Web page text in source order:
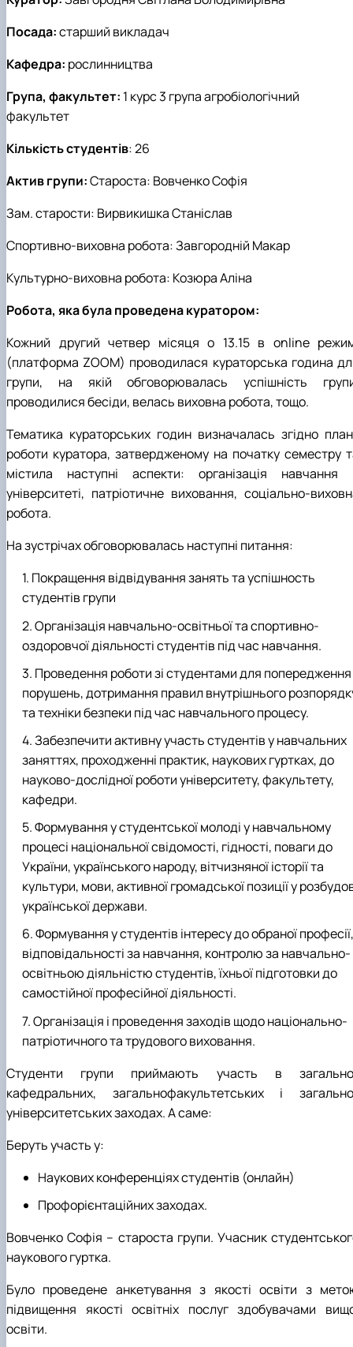
Посада:старший викладач
Кафедра: рослинництва
Група, факультет: 1 курс 3 група агробіологічний
факультет
Кількість студентів: 26
Актив групи:Староста: Вовченко Софія
Зам. старости: Вирвикишка Станіслав
Спортивно-виховна робота: Завгородній Макар
Культурно-виховна робота: Козюра Аліна
Робота, яка була проведена куратором:
Кожний другий четвер місяця о 13.15 в online
(платформа ZOOM) проводилася кураторська година
групи, на якій обговорювалась успішність
проводилися бесіди, велась виховна робота, тощо.
Тематика кураторських годин визначалась згідно
роботи куратора, затвердженому на початку семестру
містила наступні аспекти: організація навчання
університеті, патріотичне виховання, соціально-
робота.
На зустрічах обговорювалась наступні питання:
Покращення відвідування занять та успішность
студентів групи
Організація навчально-освітньої та спортивно-
оздоровчої діяльності студентів під час навчання.
Проведення роботи зі студентами для попередження
порушень, дотримання правил внутрішнього
та техніки безпеки під час навчального процесу.
Забезпечити активну участь студентів у навчальних
заняттях, проходженні практик, наукових гуртках, до
науково-дослідної роботи університету, факультету,
кафедри.
Формування у студентської молоді у навчальному
процесі національної свідомості, гідності, поваги до
України, українського народу, вітчизняної історії та
культури, мови, активної громадської позиції у
української держави.
Формування у студентів інтересу до обраної професії,
відповідальності за навчання, контролю за навчально-
освітньою діяльністю студентів, їхньої підготовки до
самостійної професійної діяльності.
Організація і проведення заходів щодо національно-
патріотичного та трудового виховання.
Студенти групи приймають участь в
кафедральних, загальнофакультетських і
університетських заходах. А саме:
Берутьучасть у:
Наукових конференціях студентів (онлайн)
Профорієнтаційних заходах.
Вовченко Софія – староста групи. Учасник
наукового гуртка.
Було проведене анкетування з якості освіти з
підвищення якості освітніх послуг здобувачами
освіти.